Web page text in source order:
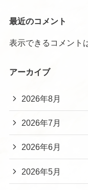
最近のコメント
表示できるコメント
アーカイブ
2026年8月
2026年7月
2026年6月
2026年5月